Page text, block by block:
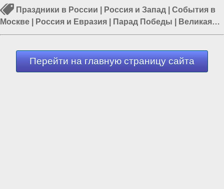
Праздники в России Россия и Запад
События в
Москве
Россия и Евразия Парад Победы
Великая
Отечественная война|Россия и Европа
Перейти на главную страницу сайта